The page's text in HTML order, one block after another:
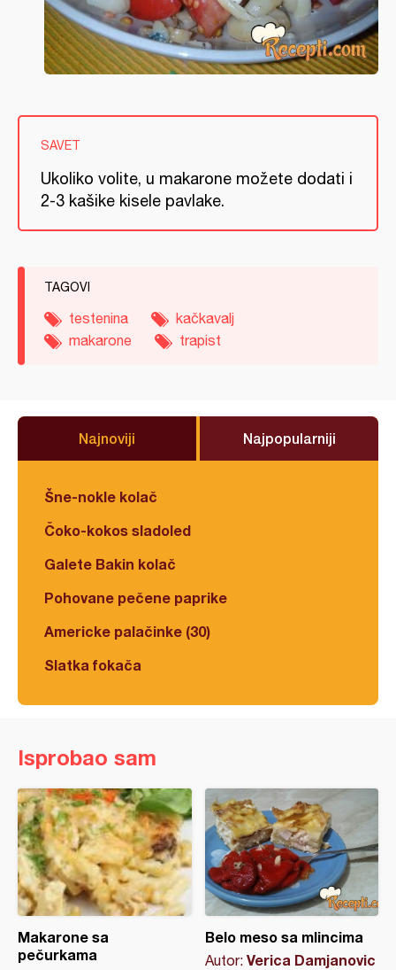
SAVET
Ukoliko volite, u makarone možete dodati i
2-3 kašike kisele pavlake.
TAGOVI
testenina
kačkavalj
makarone
trapist
Najnoviji Najpopularniji
Šne-nokle kolač
Čoko-kokos sladoled
Galete Bakin kolač
Pohovane pečene paprike
Americke palačinke (30)
Slatka fokača
Isprobao sam
Makarone sa
pečurkama
Belo meso sa mlincima
Autor: Verica Damjanovic